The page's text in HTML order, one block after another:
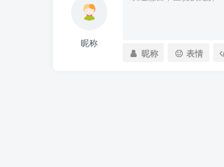
昵称
昵称 表情